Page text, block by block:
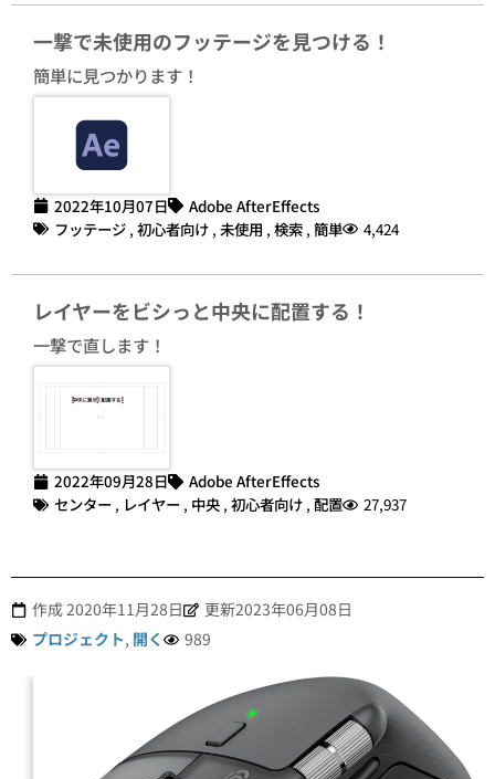
一撃で未使用のフッテージを見つける！
簡単に見つかります！
2022年10月07日
Adobe AfterEffects
フッテージ , 初心者向け , 未使用 , 検索 , 簡単 4,424
レイヤーをビシっと中央に配置する！
一撃で直します！
2022年09月28日
Adobe AfterEffects
センター , レイヤー , 中央 , 初心者向け , 配置 27,937
作成2020年11月28日
更新2023年06月08日
プロジェクト, 開く 989